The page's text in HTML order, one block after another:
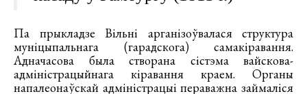
Па прыкладзе Вільні арганізоўвалася структура
муніцыпальнага (гарадскога) самакіравання.
Адначасова была створана сістэма вайскова-
адміністрацыйнага кіравання краем. Органы
напалеонаўскай адміністрацыі пераважна займаліся